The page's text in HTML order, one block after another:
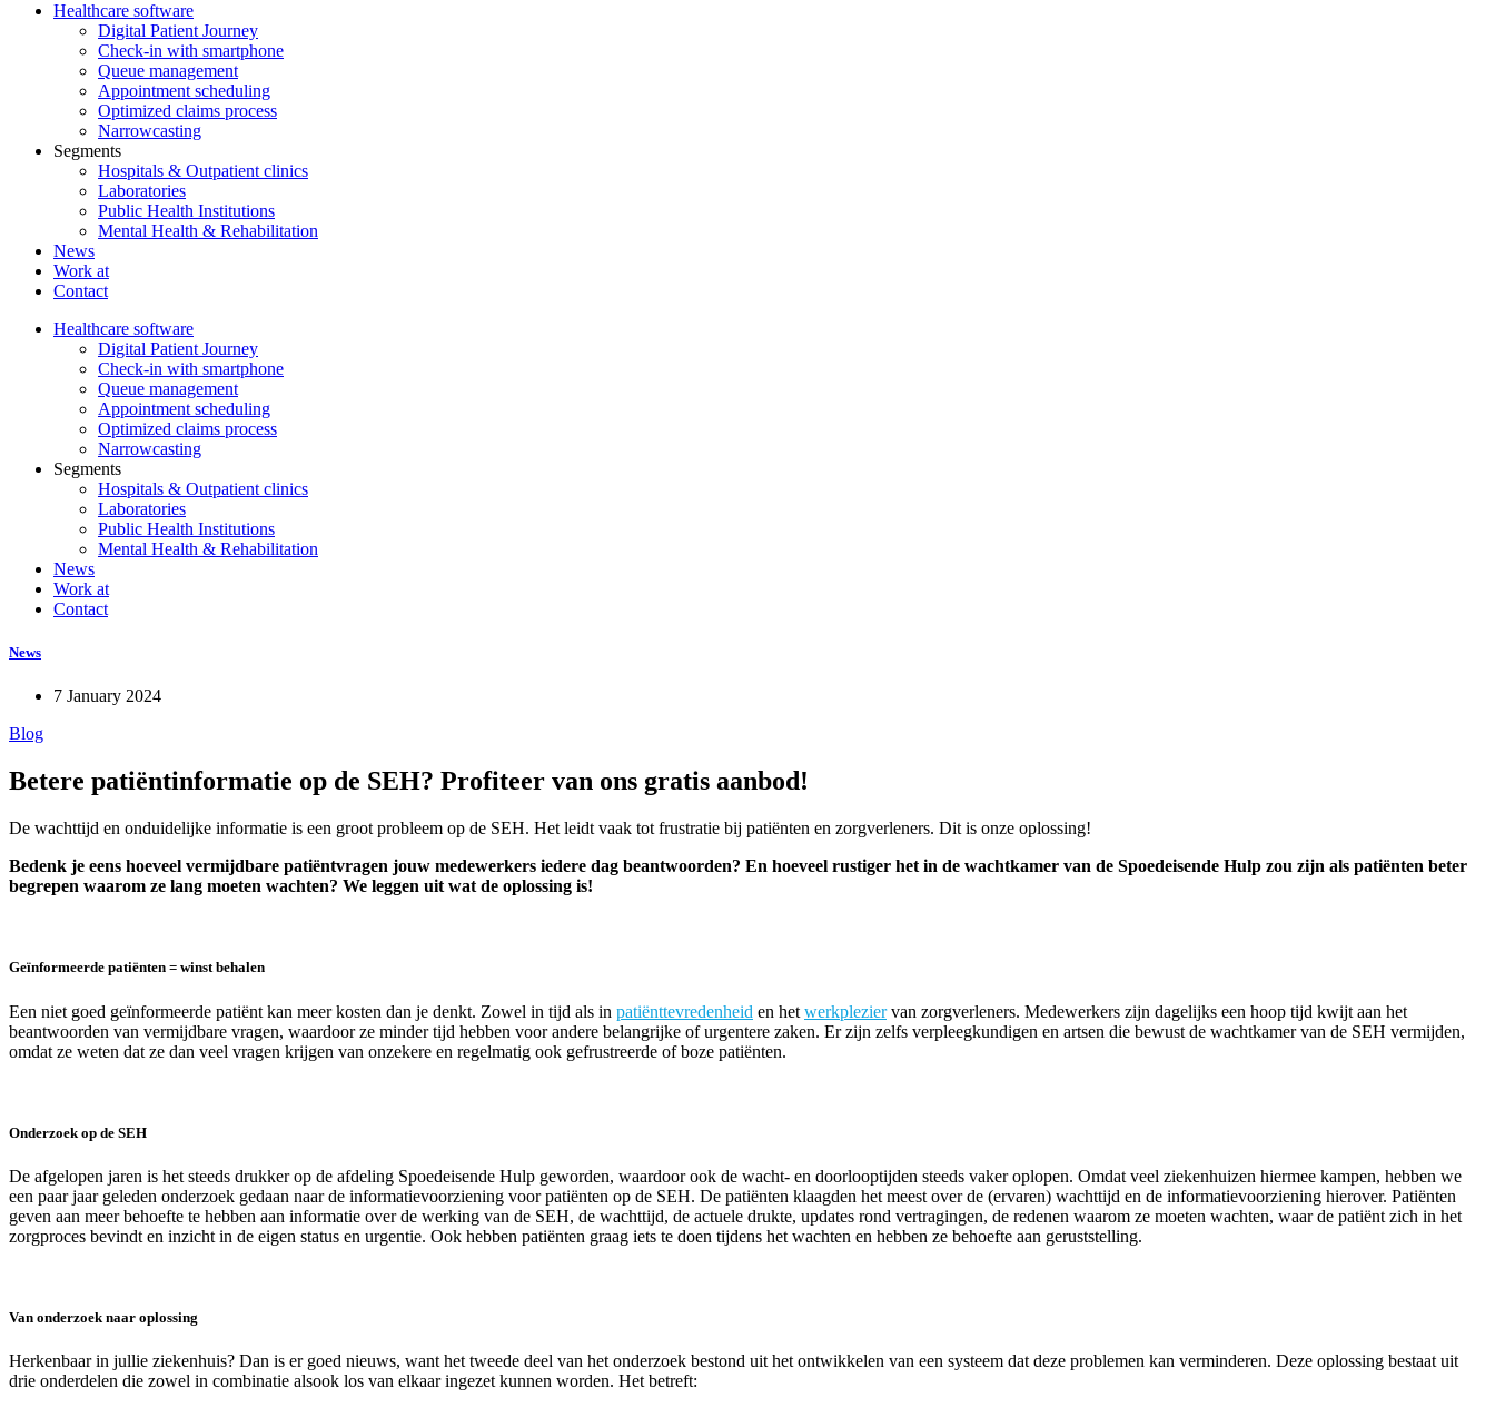
Healthcare software
Digital Patient Journey
Check-in with smartphone
Queue management
Appointment scheduling
Optimized claims process
Narrowcasting
Segments
Hospitals & Outpatient clinics
Laboratories
Public Health Institutions
Mental Health & Rehabilitation
News
Work at
Contact
Healthcare software
Digital Patient Journey
Check-in with smartphone
Queue management
Appointment scheduling
Optimized claims process
Narrowcasting
Segments
Hospitals & Outpatient clinics
Laboratories
Public Health Institutions
Mental Health & Rehabilitation
News
Work at
Contact
News
7 January 2024
Blog
Betere patiëntinformatie op de SEH? Profiteer van ons gratis aanbod!
De wachttijd en onduidelijke informatie is een groot probleem op de SEH. Het leidt vaak tot frustratie bij patiënten en zorgverleners. Dit is onze oplossing!
Bedenk je eens hoeveel vermijdbare patiëntvragen jouw medewerkers iedere dag beantwoorden? En hoeveel rustiger het in de wachtkamer van de Spoedeisende Hulp zou zijn als patiënten beter
begrepen waarom ze lang moeten wachten? We leggen uit wat de oplossing is!
Geïnformeerde patiënten = winst behalen
Een niet goed geïnformeerde patiënt kan meer kosten dan je denkt. Zowel in tijd als in patiënttevredenheid en het werkpleziervan zorgverleners. Medewerkers zijn dagelijks een hoop tijd kwijt aan het
beantwoorden van vermijdbare vragen, waardoor ze minder tijd hebben voor andere belangrijke of urgentere zaken. Er zijn zelfs verpleegkundigen en artsen die bewust de wachtkamer van de SEH vermijden,
omdat ze weten dat ze dan veel vragen krijgen van onzekere en regelmatig ook gefrustreerde of boze patiënten.
Onderzoek op de SEH
De afgelopen jaren is het steeds drukker op de afdeling Spoedeisende Hulp geworden, waardoor ook de wacht- en doorlooptijden steeds vaker oplopen. Omdat veel ziekenhuizen hiermee kampen, hebben we
een paar jaar geleden onderzoek gedaan naar de informatievoorziening voor patiënten op de SEH. De patiënten klaagden het meest over de (ervaren) wachttijd en de informatievoorziening hierover. Patiënten
geven aan meer behoefte te hebben aan informatie over de werking van de SEH, de wachttijd, de actuele drukte, updates rond vertragingen, de redenen waarom ze moeten wachten, waar de patiënt zich in het
zorgproces bevindt en inzicht in de eigen status en urgentie. Ook hebben patiënten graag iets te doen tijdens het wachten en hebben ze behoefte aan geruststelling.
Van onderzoek naar oplossing
Herkenbaar in jullie ziekenhuis? Dan is er goed nieuws, want het tweede deel van het onderzoek bestond uit het ontwikkelen van een systeem dat deze problemen kan verminderen. Deze oplossing bestaat uit
drie onderdelen die zowel in combinatie alsook los van elkaar ingezet kunnen worden. Het betreft: